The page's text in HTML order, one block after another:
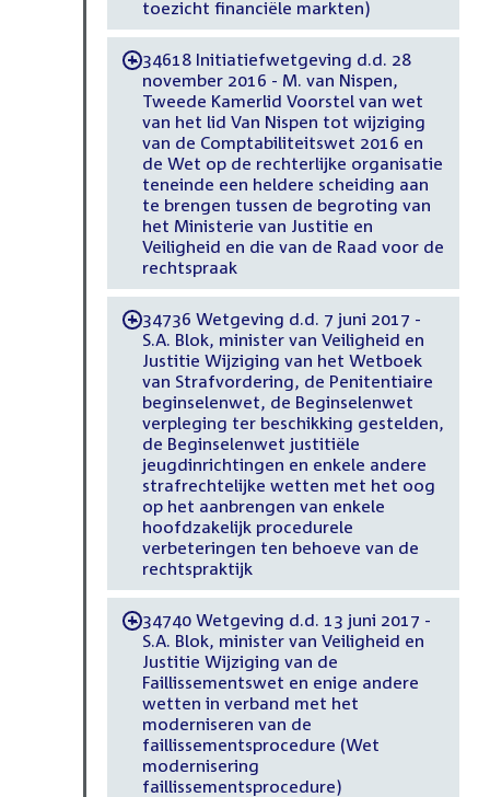
toezicht financiële markten)
-34618 Initiatiefwetgeving d.d. 28
november 2016 - M. van Nispen,
Tweede Kamerlid Voorstel van wet
van het lid Van Nispen tot wijziging
van de Comptabiliteitswet 2016 en
de Wet op de rechterlijke organisatie
teneinde een heldere scheiding aan
te brengen tussen de begroting van
het Ministerie van Justitie en
Veiligheid en die van de Raad voor de
rechtspraak
-34736 Wetgeving d.d. 7 juni 2017 -
S.A. Blok, minister van Veiligheid en
Justitie Wijziging van het Wetboek
van Strafvordering, de Penitentiaire
beginselenwet, de Beginselenwet
verpleging ter beschikking gestelden,
de Beginselenwet justitiële
jeugdinrichtingen en enkele andere
strafrechtelijke wetten met het oog
op het aanbrengen van enkele
hoofdzakelijk procedurele
verbeteringen ten behoeve van de
rechtspraktijk
-34740 Wetgeving d.d. 13 juni 2017 -
S.A. Blok, minister van Veiligheid en
Justitie Wijziging van de
Faillissementswet en enige andere
wetten in verband met het
moderniseren van de
faillissementsprocedure (Wet
modernisering
faillissementsprocedure)